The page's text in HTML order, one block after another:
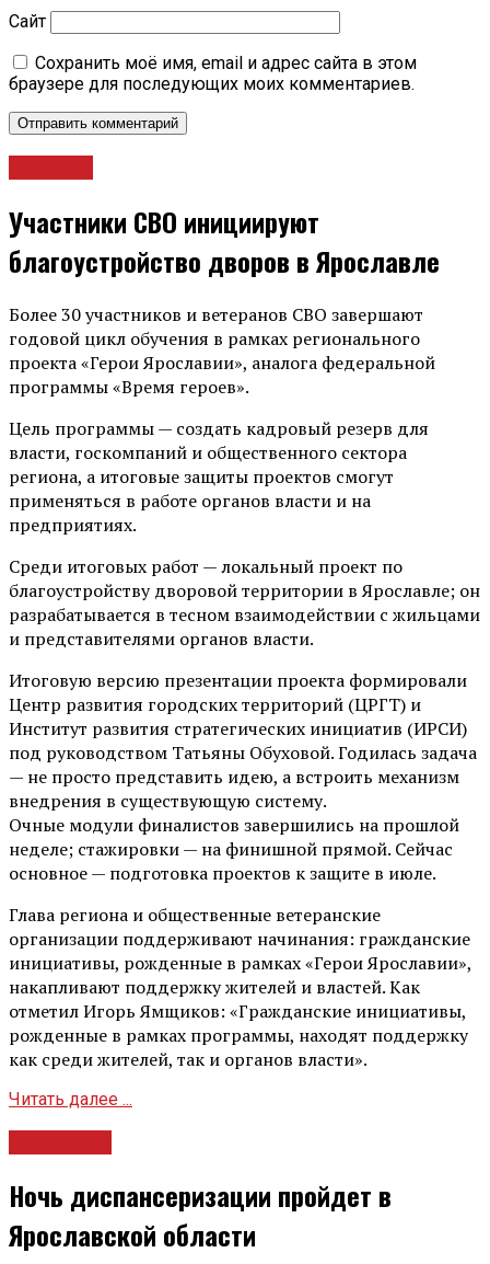
Сайт
Сохранить моё имя, email и адрес сайта в этом
браузере для последующих моих комментариев.
Участники СВО инициируют
благоустройство дворов в Ярославле
Более 30 участников и ветеранов СВО завершают
годовой цикл обучения в рамках регионального
проекта «Герои Ярославии», аналога федеральной
программы «Время героев».
Цель программы — создать кадровый резерв для
власти, госкомпаний и общественного сектора
региона, а итоговые защиты проектов смогут
применяться в работе органов власти и на
предприятиях.
Среди итоговых работ — локальный проект по
благоустройству дворовой территории в Ярославле; он
разрабатывается в тесном взаимодействии с жильцами
и представителями органов власти.
Итоговую версию презентации проекта формировали
Центр развития городских территорий (ЦРГТ) и
Институт развития стратегических инициатив (ИРСИ)
под руководством Татьяны Обуховой. Годилась задача
— не просто представить идею, а встроить механизм
внедрения в существующую систему.
Очные модули финалистов завершились на прошлой
неделе; стажировки — на финишной прямой. Сейчас
основное — подготовка проектов к защите в июле.
Глава региона и общественные ветеранские
организации поддерживают начинания: гражданские
инициативы, рожденные в рамках «Герои Ярославии»,
накапливают поддержку жителей и властей. Как
отметил Игорь Ямщиков: «Гражданские инициативы,
рожденные в рамках программы, находят поддержку
как среди жителей, так и органов власти».
Читать далее ...
Ночь диспансеризации пройдет в
Ярославской области